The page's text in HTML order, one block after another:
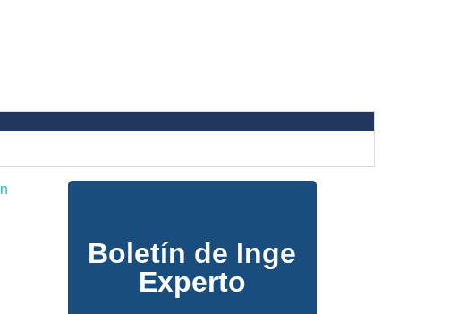
Boletín de Inge
Experto